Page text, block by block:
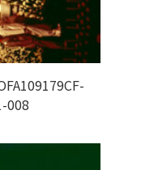
008